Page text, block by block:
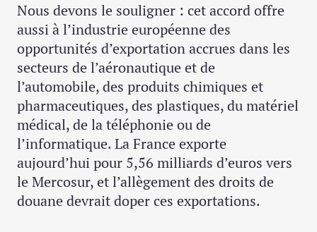
Nous devons le souligner : cet accord offre
aussi à l’industrie européenne des
opportunités d’exportation accrues dans les
secteurs de l’aéronautique et de
l’automobile, des produits chimiques et
pharmaceutiques, des plastiques, du matériel
médical, de la téléphonie ou de
l’informatique. La France exporte
aujourd’hui pour 5,56 milliards d’euros vers
le Mercosur, et l’allègement des droits de
douane devrait doper ces exportations.